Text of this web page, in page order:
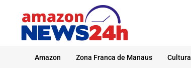
Amazon Zona Franca de Manaus Cultura